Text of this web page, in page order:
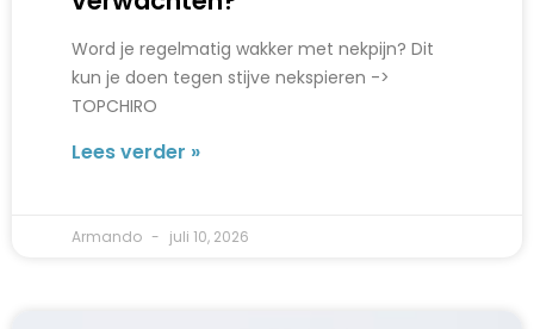
Word je regelmatig wakker met nekpijn? Dit
kun je doen tegen stijve nekspieren ->
TOPCHIRO
Lees verder »
Armando juli 10, 2026